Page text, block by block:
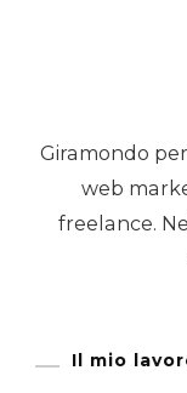
Giramondo
web
freelance.
Il mio